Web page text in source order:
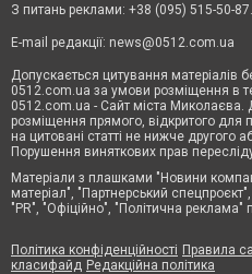
З питань реклами: +38 (095) 515-50-
E-mail редакції: news@0512.com.ua
Допускається цитування матеріалів
0512.com.ua за умови розміщення в
0512.com.ua - Сайт міста Миколаєва.
розміщення прямого, відкритого для
на цитовані статті не нижче другого
Порушення виняткових прав
Матеріали з плашками "Новини
матеріал", "Партнерський
"PR", "Офіційно", "Політична реклама"
Політика конфіденційності Правила
класифайд Редакційна політика